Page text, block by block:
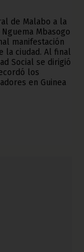
de Malabo a la
Mbasogo
manifestación
la ciudad. Al final
Social se dirigió
los
en Guinea